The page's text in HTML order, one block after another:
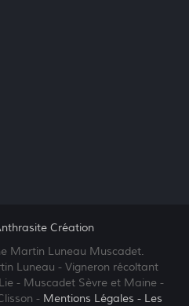
Création
Martin Luneau Muscadet.
Luneau - Vigneron récoltant
- Muscadet Sèvre et Maine -
- Mentions Légales - Les